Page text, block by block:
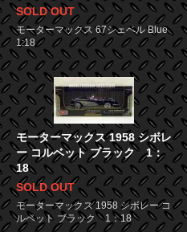
SOLD OUT
モーターマックス 67シェベル Blue
1:18
モーターマックス 1958 シボレ
ー コルベット ブラック 1：
18
SOLD OUT
モーターマックス 1958 シボレー コ
ルベット ブラック 1：18